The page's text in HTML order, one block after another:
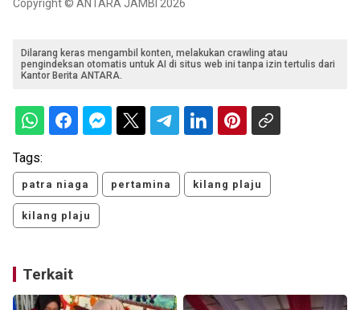
Copyright © ANTARA JAMBI 2026
Dilarang keras mengambil konten, melakukan crawling atau
pengindeksan otomatis untuk AI di situs web ini tanpa izin tertulis dari
Kantor Berita ANTARA.
Tags:
patra niaga pertamina kilang plaju
kilang plaju
Terkait